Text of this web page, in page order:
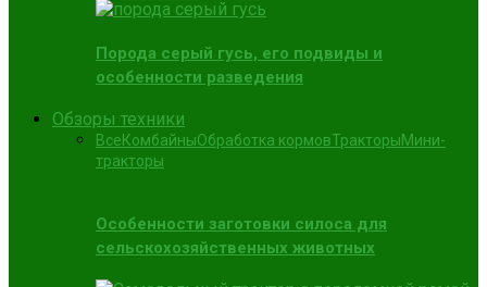
Порода серый гусь, его подвиды и
особенности разведения
Обзоры техники
ВсеКомбайныОбработка кормовТракторыМини-
тракторы
Особенности заготовки силоса для
сельскохозяйственных животных